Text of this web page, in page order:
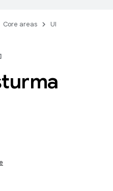
Core areas
UI